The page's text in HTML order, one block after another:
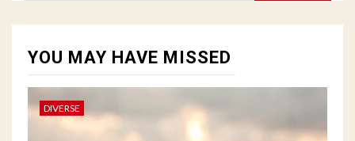
YOU MAY HAVE MISSED
DIVERSE